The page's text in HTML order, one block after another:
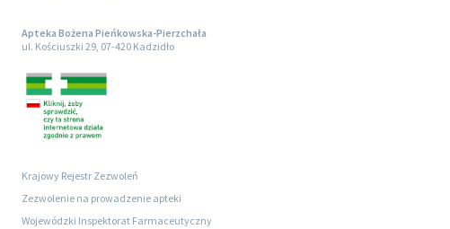
Apteka Bożena Pieńkowska-Pierzchała
ul. Kościuszki 29, 07-420 Kadzidło
Krajowy Rejestr Zezwoleń
Zezwolenie na prowadzenie apteki
Wojewódzki Inspektorat Farmaceutyczny